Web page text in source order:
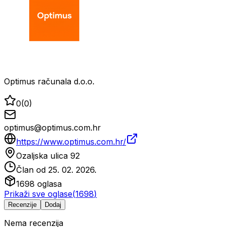
Optimus računala d.o.o.
0(0)
optimus@optimus.com.hr
https://www.optimus.com.hr/
Ozaljska ulica 92
Član od 25. 02. 2026.
1698 oglasa
Prikaži sve oglase(1698)
Recenzije Dodaj
Nema recenzija